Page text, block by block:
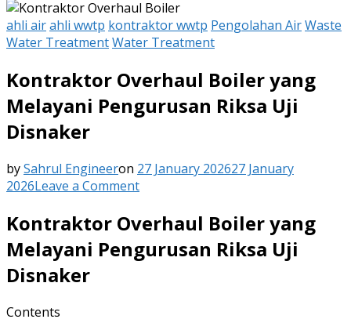
ahli airahli wwtp kontraktor wwtp Pengolahan AirWaste
Water TreatmentWater Treatment
Kontraktor Overhaul Boiler yang
Melayani Pengurusan Riksa Uji
Disnaker
bySahrul Engineeron 27 January 202627 January
2026Leave a Commenton
Overhaul
yang
Kontraktor Overhaul Boiler yang
Melayani Pengurusan Riksa Uji
Disnaker
Contents